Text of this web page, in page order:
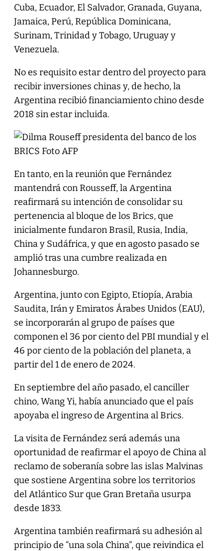
Cuba, Ecuador, El Salvador, Granada, Guyana,
Jamaica, Perú, República Dominicana,
Surinam, Trinidad y Tobago, Uruguay y
Venezuela.
No es requisito estar dentro del proyecto para
recibir inversiones chinas y, de hecho, la
Argentina recibió financiamiento chino desde
2018 sin estar incluida.
En tanto, en la reunión que Fernández
mantendrá con Rousseff, la Argentina
reafirmará su intención de consolidar su
pertenencia al bloque de los Brics, que
inicialmente fundaron Brasil, Rusia, India,
China y Sudáfrica, y que en agosto pasado se
amplió tras una cumbre realizada en
Johannesburgo.
Argentina, junto con Egipto, Etiopía, Arabia
Saudita, Irán y Emiratos Árabes Unidos (EAU),
se incorporarán al grupo de países que
componen el 36 por ciento del PBI mundial y el
46 por ciento de la población del planeta, a
partir del 1 de enero de 2024.
En septiembre del año pasado, el canciller
chino, Wang Yi, había anunciado que el país
apoyaba el ingreso de Argentina al Brics.
La visita de Fernández será además una
oportunidad de reafirmar el apoyo de China al
reclamo de soberanía sobre las islas Malvinas
que sostiene Argentina sobre los territorios
del Atlántico Sur que Gran Bretaña usurpa
desde 1833.
Argentina también reafirmará su adhesión al
principio de “una sola China”, que reivindica el